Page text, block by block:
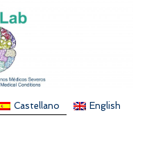
Castellano English